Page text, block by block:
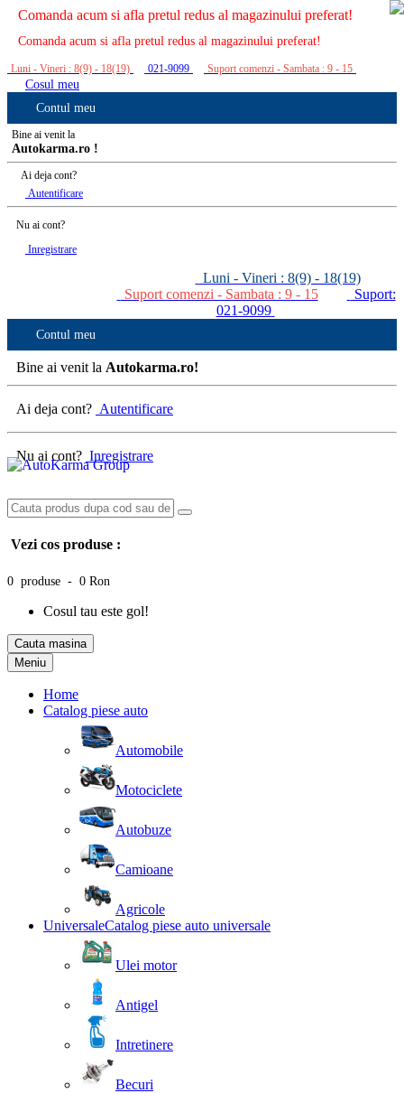
Comanda acum si afla pretul redus al magazinului preferat!
Comanda acum si afla pretul redus al magazinului preferat!
Luni - Vineri : 8(9) - 18(19) 021-9099 Suport comenzi - Sambata : 9 - 15
Cosul meu
Contul meu
Bine ai venit la
Autokarma.ro !
Ai deja cont?
Autentificare
Nu ai cont?
Inregistrare
Luni - Vineri : 8(9) - 18(19)
Suport comenzi - Sambata : 9 - 15
Suport:
021-9099
Contul meu
Bine ai venit la Autokarma.ro!
Ai deja cont? Autentificare
Nu ai cont? Inregistrare
Vezi cos produse :
0 produse - 0 Ron
Cosul tau este gol!
Cauta masina
Meniu
Home
Catalog piese auto
Automobile
Motociclete
Autobuze
Camioane
Agricole
UniversaleCatalog piese auto universale
Ulei motor
Antigel
Intretinere
Becuri